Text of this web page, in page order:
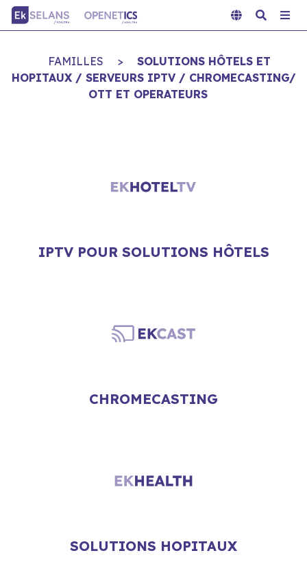
FAMILLES >
SOLUTIONS HÔTELS ET
HOPITAUX / SERVEURS IPTV / CHROMECASTING/
OTT ET OPERATEURS
IPTV POUR SOLUTIONS HÔTELS
CHROMECASTING
SOLUTIONS HOPITAUX